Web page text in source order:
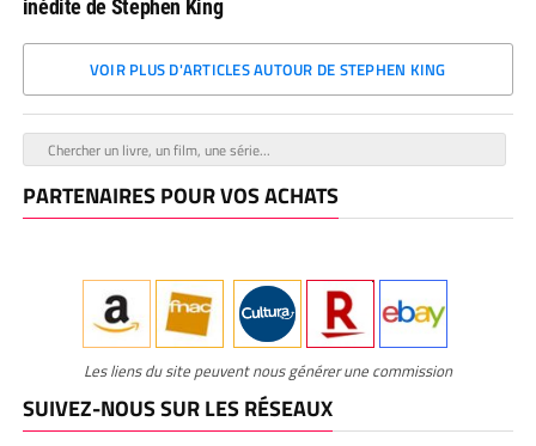
inédite de Stephen King
VOIR PLUS D'ARTICLES AUTOUR DE STEPHEN KING
PARTENAIRES POUR VOS ACHATS
Les liens du site peuvent nous générer une commission
SUIVEZ-NOUS SUR LES RÉSEAUX